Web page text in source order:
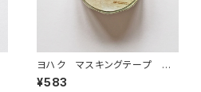
ヨハク マスキングテープ ア
ンサンブル Y-184
¥583